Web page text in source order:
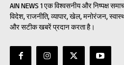
AIN NEWS 1 एक विश्वसनीय और निष्पक्ष
विदेश, राजनीति, व्यापार, खेल, मनोरंजन,
और सटीक खबरें प्रदान करता है।